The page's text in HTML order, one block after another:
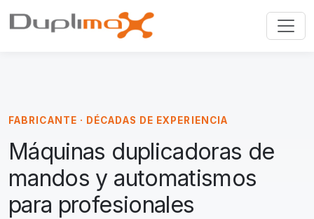
FABRICANTE · DÉCADAS DE EXPERIENCIA
Máquinas duplicadoras de
mandos y automatismos
para profesionales